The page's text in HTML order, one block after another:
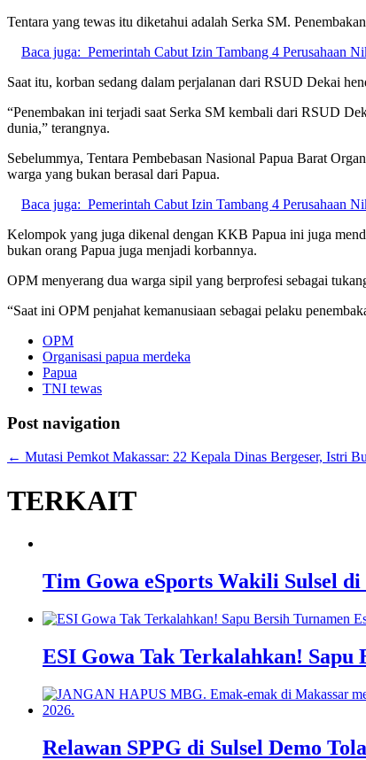
Tentara yang tewas itu diketahui adalah Serka SM.
Baca juga: Pemerintah Cabut Izin Tambang 4 Perusahaan
Saat itu, korban sedang dalam perjalanan dari RSUD Dekai
“Penembakan ini terjadi saat Serka SM kembali dari RSUD
dunia,” terangnya.
Sebelummya, Tentara Pembebasan Nasional Papua Barat
warga yang bukan berasal dari Papua.
Baca juga: Pemerintah Cabut Izin Tambang 4 Perusahaan
Kelompok yang juga dikenal dengan KKB Papua ini juga
bukan orang Papua juga menjadi korbannya.
OPM menyerang dua warga sipil yang berprofesi sebagai
“Saat ini OPM penjahat kemanusiaan sebagai pelaku
OPM
Organisasi papua merdeka
Papua
TNI tewas
Post navigation
← Mutasi Pemkot Makassar: 22 Kepala Dinas Bergeser, Istri
TERKAIT
Tim Gowa eSports Wakili Sulsel
ESI Gowa Tak Terkalahkan! Sapu
Relawan SPPG di Sulsel Demo